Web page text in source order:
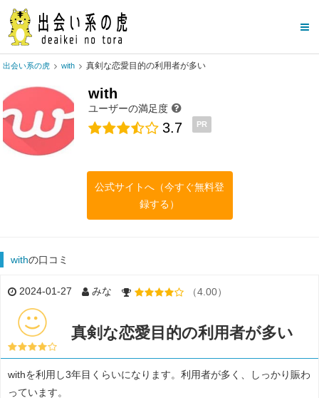
出会い系の虎 with 真剣な恋愛目的の利用者が多い
with
ユーザーの満足度
3.7 PR
公式サイトへ（今すぐ無料登
録する）
withの口コミ
2024-01-27 みな （4.00）
真剣な恋愛目的の利用者が多い
withを利用し3年目くらいになります。利用者が多く、しっかり賑わ
っています。